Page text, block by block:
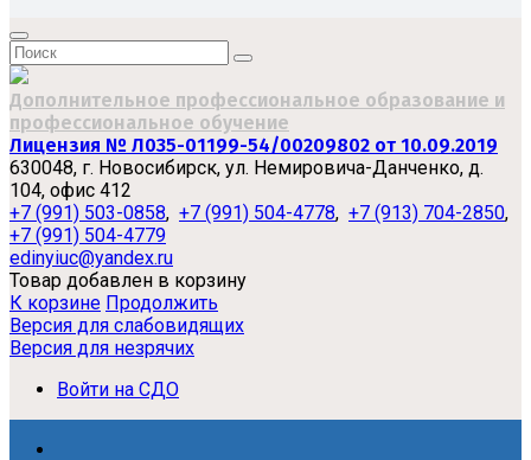
Дополнительное профессиональное образование и
профессиональное обучение
Лицензия № Л035-01199-54/00209802 от 10.09.2019
630048, г. Новосибирск, ул. Немировича-Данченко, д.
104, офис 412
+7 (991) 503-0858, +7 (991) 504-4778, +7 (913) 704-2850,
+7 (991) 504-4779
edinyiuc@yandex.ru
Товар добавлен в корзину
К корзине Продолжить
Версия для слабовидящих
Версия для незрячих
Войти на СДО